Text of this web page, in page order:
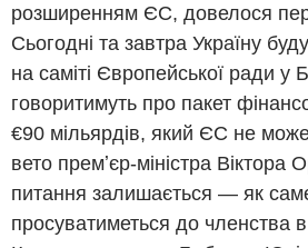
розширенням ЄС, довелося
Сьогодні та завтра Україну
на саміті Європейської ради у
говоритимуть про пакет
€90 мільярдів, який ЄС не
вето премʼєр-міністра Віктора
питання залишається — як
просуватиметься до членства